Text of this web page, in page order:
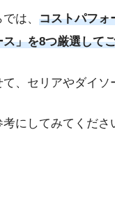
は、 コストパフォ
ス」を8つ厳選して
て、セリアやダイソ
にしてみてくださ